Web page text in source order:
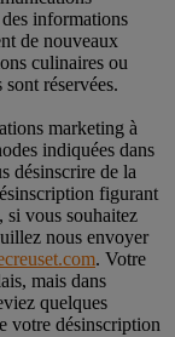
informations
de nouveaux
culinaires ou
réservées.
marketing à
indiquées dans
désinscrire de la
figurant
si vous souhaitez
nous envoyer
. Votre
mais dans
quelques
votre désinscription